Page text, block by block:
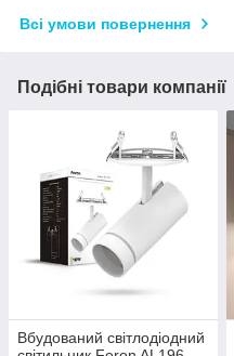
Всі умови повернення
Подібні товари компанії
Вбудований світлодіодний